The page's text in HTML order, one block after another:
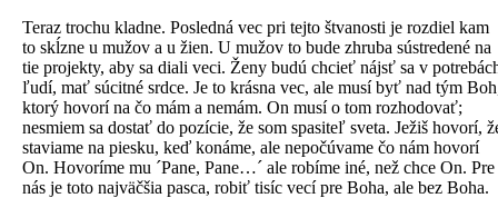
Teraz trochu kladne. Posledná vec pri tejto štvanosti je rozdiel kam
to skĺzne u mužov a u žien. U mužov to bude zhruba sústredené na
tie projekty, aby sa diali veci. Ženy budú chcieť nájsť sa v
ľudí, mať súcitné srdce. Je to krásna vec, ale musí byť nad tým
ktorý hovorí na čo mám a nemám. On musí o tom rozhodovať;
nesmiem sa dostať do pozície, že som spasiteľ sveta. Ježiš hovorí,
staviame na piesku, keď konáme, ale nepočúvame čo nám hovorí
On. Hovoríme mu ´Pane, Pane…´ ale robíme iné, než chce On. Pre
nás je toto najväčšia pasca, robiť tisíc vecí pre Boha, ale bez Boha.